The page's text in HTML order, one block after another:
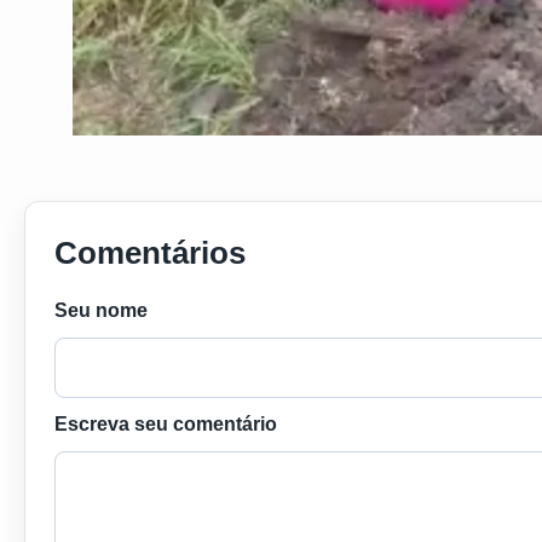
Comentários
Seu nome
Escreva seu comentário